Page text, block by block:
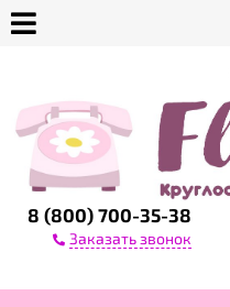
магазине
Доставка
8 (800) 700-35-38
Заказать звонок